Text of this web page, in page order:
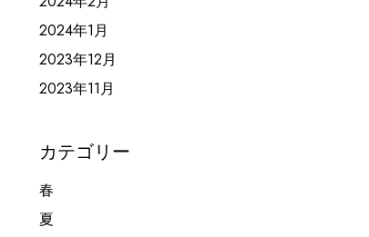
2024年1月
2023年12月
2023年11月
カテゴリー
春
夏